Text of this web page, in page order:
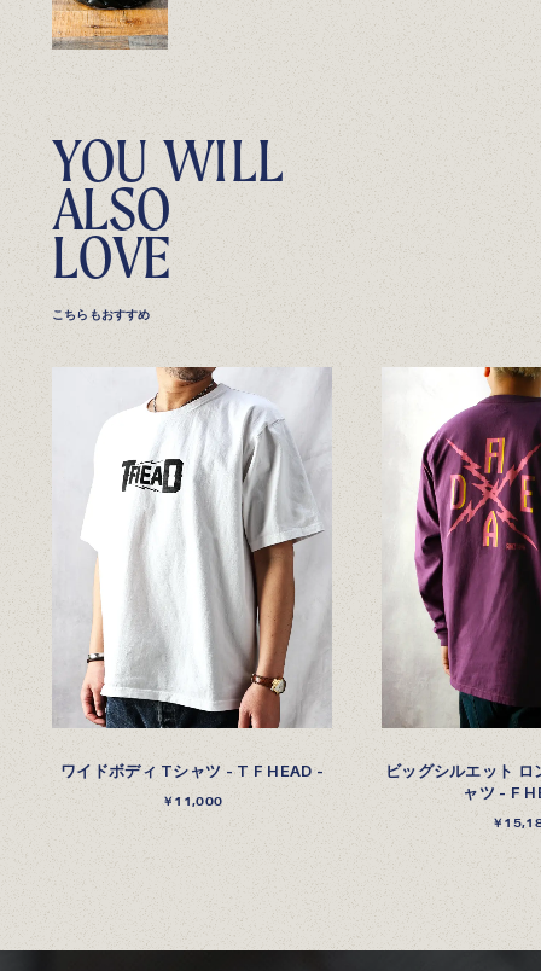
YOU WILL
ALSO
LOVE
こちらもおすすめ
ワイドボディ Tシャツ - T F HEAD -
￥11,000
ビッグシルエット
ャツ - F
￥